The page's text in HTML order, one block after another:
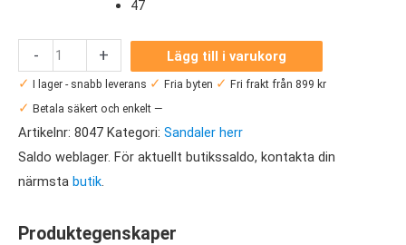
47
-
Oocloog
mängd
+
Lägg till i varukorg
✓
I lager - snabb leverans ✓ Fria byten ✓ Fri frakt från 899 kr
✓ Betala säkert och enkelt —
Artikelnr: 8047 Kategori: Sandaler herr
Saldo weblager. För aktuellt butikssaldo, kontakta din
närmsta butik.
Produktegenskaper